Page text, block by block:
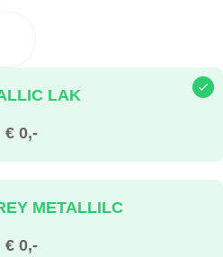
€ 0,-
LAK
€ 0,-
METALLILC